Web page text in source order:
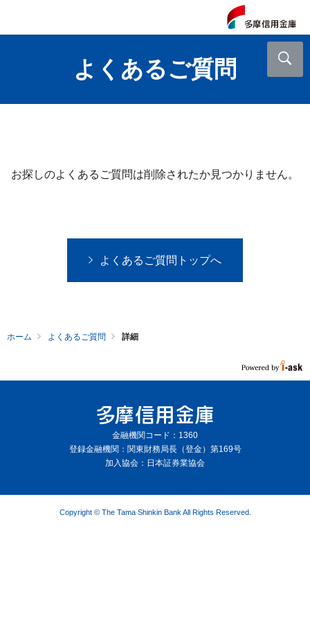
よくあるご質問
お探しのよくあるご質問は削除されたか見つかりません。
よくあるご質問トップへ
ホーム よくあるご質問 詳細
金融機関コード：1360
登録金融機関：関東財務局長（登金）第169号
加入協会：日本証券業協会
Copyright © The Tama Shinkin Bank All Rights Reserved.